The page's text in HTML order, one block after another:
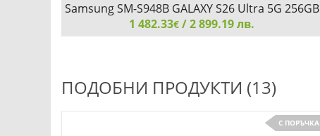
Samsung SM-S948B GALAXY S26 Ultra 5G 256GB
12GB Black
1 482.33€ / 2 899.19 лв.
ПОДОБНИ ПРОДУКТИ (13)
С ПОРЪЧКА